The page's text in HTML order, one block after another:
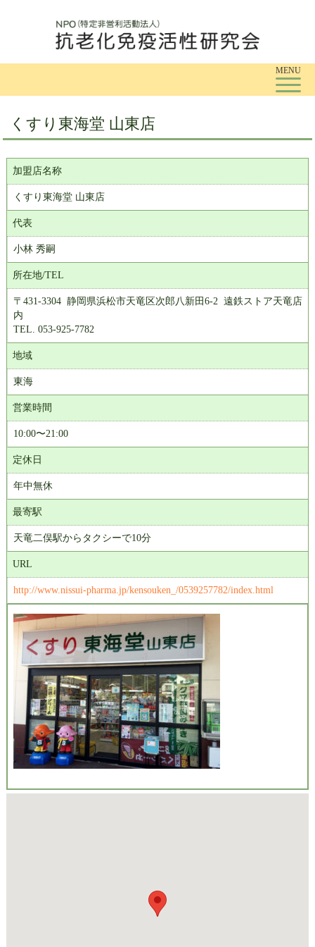
MENU
くすり東海堂 山東店
加盟店名称
くすり東海堂 山東店
代表
小林 秀嗣
所在地/TEL
〒431-3304 静岡県浜松市天竜区次郎八新田6-2 遠鉄ストア天竜店
内
TEL. 053-925-7782
地域
東海
営業時間
10:00〜21:00
定休日
年中無休
最寄駅
天竜二俣駅からタクシーで10分
URL
http://www.nissui-pharma.jp/kensouken_/0539257782/index.html